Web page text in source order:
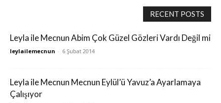
RECENT POSTS
Leyla ile Mecnun Abim Çok Güzel Gözleri Vardı Değil mi
leylailemecnun - 6 Şubat 2014
Leyla ile Mecnun Mecnun Eylül’ü Yavuz’a Ayarlamaya
Çalışıyor